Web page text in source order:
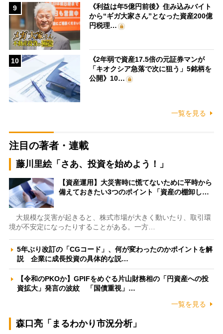
9
《利益は年5億円前後》住み込みバイト
から“ギガ大家さん”となった資産200億
円税理…
10
《2年弱で資産17.5倍の元証券マンが
「キオクシア急落で次に狙う」5銘柄を
公開》10…
一覧を見る
注目の著者・連載
藤川里絵「さあ、投資を始めよう！」
【資産運用】大災害時に慌てないために平時から
備えておきたい3つのポイント「資産の棚卸し…
大規模な災害が起きると、株式市場が大きく動いたり、取引環
境が不安定になったりすることがある。一方…
5年ぶり改訂の「CGコード」、何が変わったのかポイントを解
説 企業に成長投資の具体的な説…
【令和のPKOか】GPIFをめぐる片山財務相の「円資産への投
資拡大」発言の波紋 「国債重視」…
一覧を見る
森口亮「まるわかり市況分析」